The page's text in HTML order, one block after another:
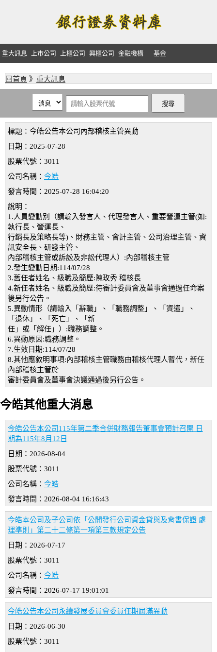
重大訊息 上市公司 上櫃公司 興櫃公司 金融機構 基金
回首頁 》 重大訊息
標題：今皓公告本公司內部稽核主管異動
日期：2025-07-28
股票代號：3011
公司名稱： 今皓
發言時間：2025-07-28 16:04:20
說明：
1.人員變動別（請輸入發言人、代理發言人、重要營運主管(如:
執行長、營運長、
行銷長及策略長等)、財務主管、會計主管、公司治理主管、資
訊安全長、研發主管、
內部稽核主管或訴訟及非訟代理人）:內部稽核主管
2.發生變動日期:114/07/28
3.舊任者姓名、級職及簡歷:陳玫秀 稽核長
4.新任者姓名、級職及簡歷:待審計委員會及董事會通過任命案
後另行公告。
5.異動情形（請輸入「辭職」、「職務調整」、「資遣」、
「退休」、「死亡」、「新
任」或「解任」）:職務調整。
6.異動原因:職務調整。
7.生效日期:114/07/28
8.其他應敘明事項:內部稽核主管職務由稽核代理人暫代，新任
內部稽核主管於
審計委員會及董事會決議通過後另行公告。
今皓其他重大消息
今皓公告本公司115年第二季合併財務報告董事會預計召開 日
期為115年8月12日
日期：2026-08-04
股票代號：3011
公司名稱： 今皓
發言時間：2026-08-04 16:16:43
今皓本公司及子公司依「公開發行公司資金貸與及背書保證 處
理準則」第二十二條第一項第三款規定公告
日期：2026-07-17
股票代號：3011
公司名稱： 今皓
發言時間：2026-07-17 19:01:01
今皓公告本公司永續發展委員會委員任期屆滿異動
日期：2026-06-30
股票代號：3011